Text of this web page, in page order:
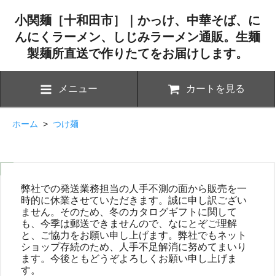
小関麺［十和田市］｜かっけ、中華そば、に
んにくラーメン、しじみラーメン通販。生麺
製麺所直送で作りたてをお届けします。
メニュー カートを見る
ホーム > つけ麺
弊社での発送業務担当の人手不測の面から販売を一
時的に休業させていただきます。誠に申し訳ござい
ません。そのため、冬のカタログギフトに関して
も、今季は郵送できませんので、なにとぞご理解
と、ご協力をお願い申し上げます。弊社でもネット
ショップ存続のため、人手不足解消に努めてまいり
ます。今後ともどうぞよろしくお願い申し上げま
す。